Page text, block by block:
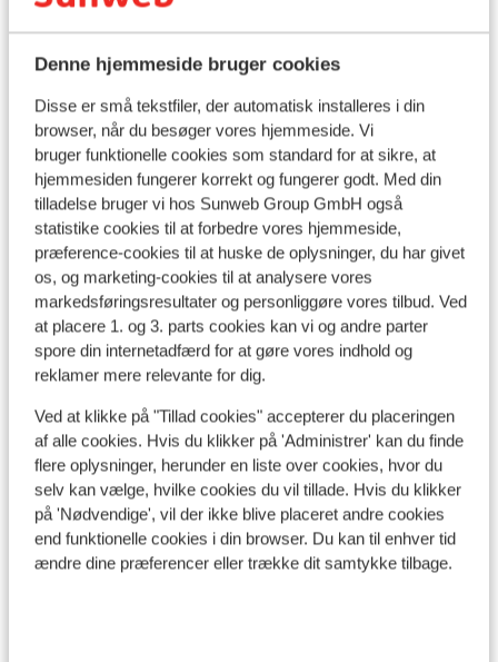
Denne hjemmeside bruger cookies
Disse er små tekstfiler, der automatisk installeres i din
browser, når du besøger vores hjemmeside. Vi
bruger funktionelle cookies som standard for at sikre, at
hjemmesiden fungerer korrekt og fungerer godt. Med din
tilladelse bruger vi hos Sunweb Group GmbH også
statistike cookies til at forbedre vores hjemmeside,
præference-cookies til at huske de oplysninger, du har givet
os, og marketing-cookies til at analysere vores
markedsføringsresultater og personliggøre vores tilbud. Ved
at placere 1. og 3. parts cookies kan vi og andre parter
spore din internetadfærd for at gøre vores indhold og
reklamer mere relevante for dig.
Ved at klikke på "Tillad cookies" accepterer du placeringen
af alle cookies. Hvis du klikker på 'Administrer' kan du finde
flere oplysninger, herunder en liste over cookies, hvor du
selv kan vælge, hvilke cookies du vil tillade. Hvis du klikker
på 'Nødvendige', vil der ikke blive placeret andre cookies
end funktionelle cookies i din browser. Du kan til enhver tid
ændre dine præferencer eller trække dit samtykke tilbage.
Lokation
Se på kort
I området
Afstand til centrum: ca. 300 meter
Afstand til lufthavn: Geneve airport (switzerland)
Afstand til togstation bourg saint maurice tgv
station: ca. 33 kilometer
Afstand til skipiste ca. 0 meter
Afstand til busstoppested til skilift ca. 200 meter
Afstand til skilift ca. 50 meter
Liftkort/skileje/undervisning